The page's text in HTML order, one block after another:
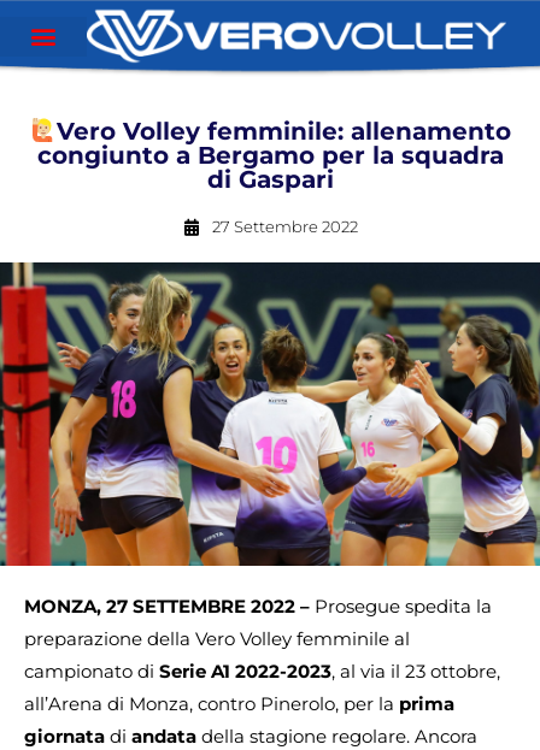
Vero Volley femminile: allenamento
congiunto a Bergamo per la squadra
di Gaspari
27 Settembre 2022
MONZA, 27 SETTEMBRE 2022 – Prosegue spedita la
preparazione della Vero Volley femminile al
campionato di Serie A1 2022-2023, al via il 23 ottobre,
all’Arena di Monza, contro Pinerolo, per la prima
giornata di andata della stagione regolare. Ancora